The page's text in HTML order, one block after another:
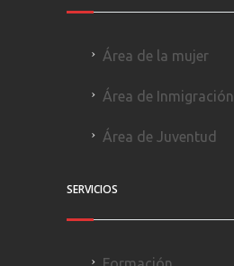
Área de la mujer
Área de Inmigración
Área de Juventud
SERVICIOS